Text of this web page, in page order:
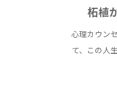
柘植
心理カウン
て、この人